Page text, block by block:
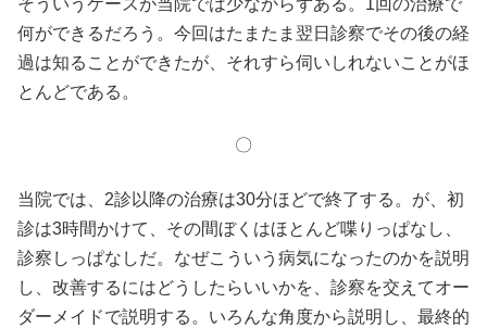
何ができるだろう。今回はたまたま翌日診察でその後の経
過は知ることができたが、それすら伺いしれないことがほ
とんどである。
〇
当院では、2診以降の治療は30分ほどで終了する。が、初
診は3時間かけて、その間ぼくはほとんど喋りっぱなし、
診察しっぱなしだ。なぜこういう病気になったのかを説明
し、改善するにはどうしたらいいかを、診察を交えてオー
ダーメイドで説明する。いろんな角度から説明し、最終的